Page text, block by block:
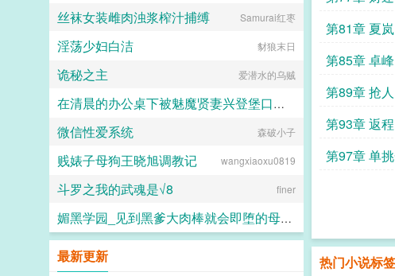
第81章 夏岚
第85章 卓峰
第89章 抢人
第93章 返程
第97章 单
热门小说标签
丝袜女装雌肉浊浆榨汁捕缚 Samurai红枣
淫荡少妇白洁 豺狼末日
诡秘之主 爱潜水的乌贼
在清晨的办公桌下被魅魔贤妻兴登堡口交，夜晚在宴会厅角落的鞋交
火锅气候
微信性爱系统 森破小子
贱婊子母狗王晓旭调教记 wangxiaoxu0819
斗罗之我的武魂是√8 finer
媚黑学园_见到黑爹大肉棒就会即堕的母猪教师和婊子学生
最新更新